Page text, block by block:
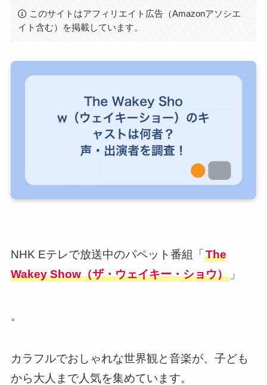
このサイトはアフィリエイト広告（Amazonアソシエ
イト含む）を掲載しています。
NHK Eテレで放送中のパペット番組「The
Wakey Show（ザ・ウェイキー・ショウ）」
。
カラフルでおしゃれな世界観と音楽が、子ども
から大人まで人気を集めています。